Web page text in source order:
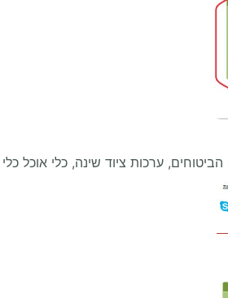
הביטוחים, ערכות ציוד שינה, כלי אוכל